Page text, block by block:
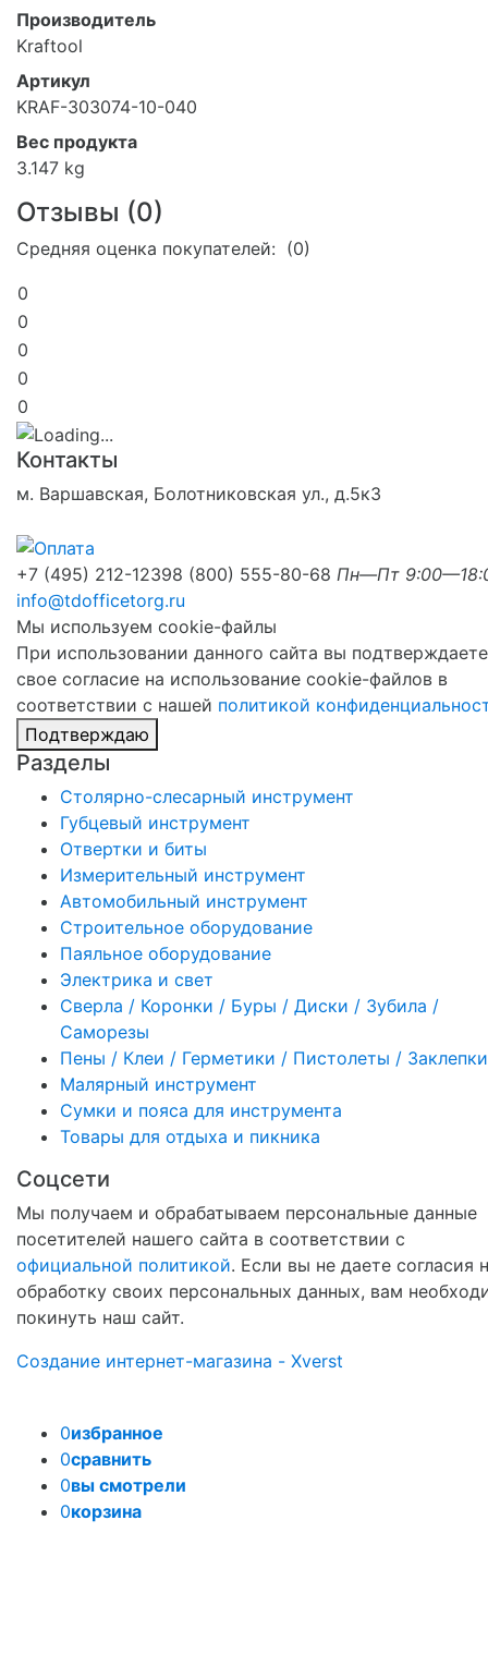
Производитель
Kraftool
Артикул
KRAF-303074-10-040
Вес продукта
3.147 kg
Отзывы (0)
Средняя оценка покупателей: (0)
0
0
0
0
0
Контакты
м. Варшавская, Болотниковская ул., д.5к3
+7 (495) 212-12398 (800) 555-80-68 Пн—Пт
info@tdofficetorg.ru
Мы используем cookie-файлы
При использовании данного сайта вы подтверждаете
свое согласие на использование cookie-файлов в
соответствии с нашей политикой
Подтверждаю
Разделы
Столярно-слесарный инструмент
Губцевый инструмент
Отвертки и биты
Измерительный инструмент
Автомобильный инструмент
Строительное оборудование
Паяльное оборудование
Электрика и свет
Сверла / Коронки / Буры / Диски / Зубила /
Саморезы
Пены / Клеи / Герметики / Пистолеты / Заклепки
Малярный инструмент
Сумки и пояса для инструмента
Товары для отдыха и пикника
Соцсети
Мы получаем и обрабатываем персональные данные
посетителей нашего сайта в соответствии с
официальной политикой. Если вы не даете согласия
обработку своих персональных данных, вам
покинуть наш сайт.
Создание интернет-магазина - Xverst
0избранное
0сравнить
0вы смотрели
0корзина